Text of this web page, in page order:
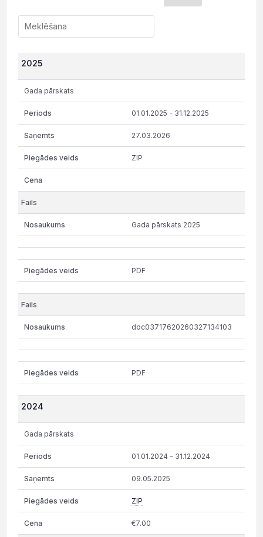
2025
Gada pārskats
01.01.2025 - 31.12.2025
27.03.2026
ZIP
Gada pārskats 2025
PDF
doc03717620260327134103
PDF
2024
Gada pārskats
01.01.2024 - 31.12.2024
09.05.2025
ZIP
€7.00